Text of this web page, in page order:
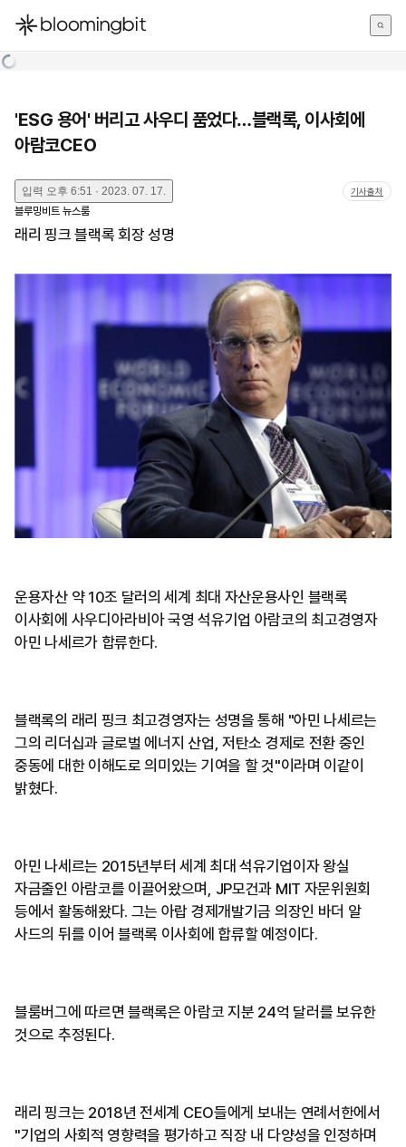
한국어
'ESG 용어' 버리고 사우디 품었다…블랙록, 이사회에
아람코CEO
입력 오후 6:51 · 2023. 07. 17. 기사출처
블루밍비트 뉴스룸
래리 핑크 블랙록 회장 성명
운용자산 약 10조 달러의 세계 최대 자산운용사인 블랙록
이사회에 사우디아라비아 국영 석유기업 아람코의 최고경영자
아민 나세르가 합류한다.
블랙록의 래리 핑크 최고경영자는 성명을 통해 "아민 나세르는
그의 리더십과 글로벌 에너지 산업, 저탄소 경제로 전환 중인
중동에 대한 이해도로 의미있는 기여을 할 것"이라며 이같이
밝혔다.
아민 나세르는 2015년부터 세계 최대 석유기업이자 왕실
자금줄인 아람코를 이끌어왔으며, JP모건과 MIT 자문위원회
등에서 활동해왔다. 그는 아랍 경제개발기금 의장인 바더 알
사드의 뒤를 이어 블랙록 이사회에 합류할 예정이다.
블룸버그에 따르면 블랙록은 아람코 지분 24억 달러를 보유한
것으로 추정된다.
래리 핑크는 2018년 전세계 CEO들에게 보내는 연례서한에서
"기업의 사회적 영향력을 평가하고 직장 내 다양성을 인정하며